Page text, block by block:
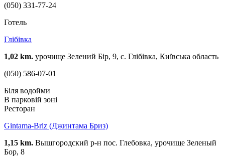
(050) 331-77-24
Готель
Глібівка
1,02 km. урочище Зелений Бір, 9, с. Глібівка, Київська область
(050) 586-07-01
Біля водойми
В парковій зоні
Ресторан
Gintama-Briz (Джинтама Бриз)
1,15 km. Вышгородский р-н пос. Глебовка, урочище Зеленый
Бор, 8